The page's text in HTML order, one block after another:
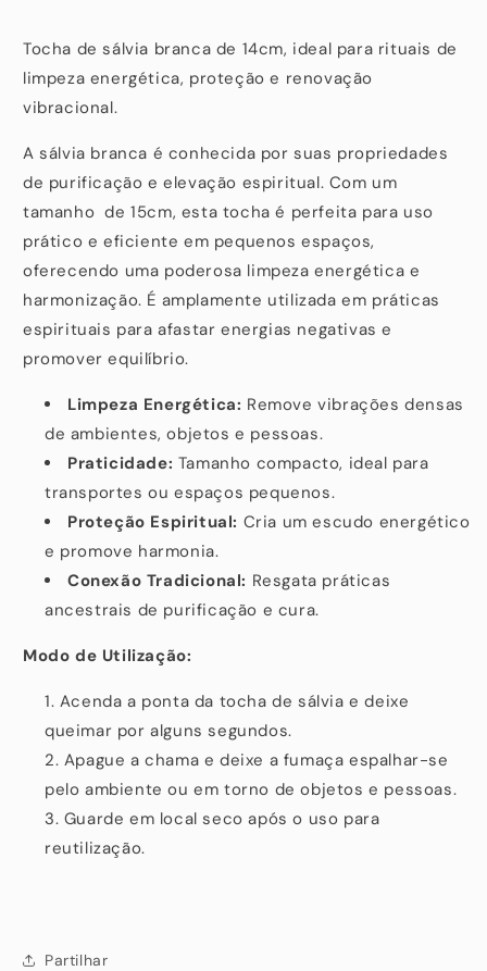
Tocha de sálvia branca de 14cm, ideal para rituais de
limpeza energética, proteção e renovação
vibracional.
A sálvia branca é conhecida por suas propriedades
de purificação e elevação espiritual. Com um
tamanho de 15cm, esta tocha é perfeita para uso
prático e eficiente em pequenos espaços,
oferecendo uma poderosa limpeza energética e
harmonização. É amplamente utilizada em práticas
espirituais para afastar energias negativas e
promover equilíbrio.
Limpeza Energética: Remove vibrações densas
de ambientes, objetos e pessoas.
Praticidade: Tamanho compacto, ideal para
transportes ou espaços pequenos.
Proteção Espiritual: Cria um escudo energético
e promove harmonia.
Conexão Tradicional: Resgata práticas
ancestrais de purificação e cura.
Modo de Utilização:
Acenda a ponta da tocha de sálvia e deixe
queimar por alguns segundos.
Apague a chama e deixe a fumaça espalhar-se
pelo ambiente ou em torno de objetos e pessoas.
Guarde em local seco após o uso para
reutilização.
Partilhar